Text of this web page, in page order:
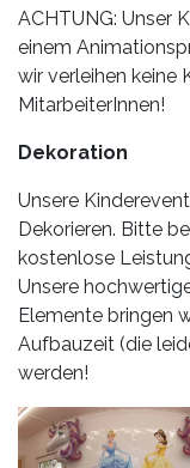
ACHTUNG: Unser
einem
wir verleihen keine
MitarbeiterInnen!
Dekoration
Unsere
Dekorieren. Bitte
kostenlose
Unsere
Elemente bringen
Aufbauzeit (die
werden!